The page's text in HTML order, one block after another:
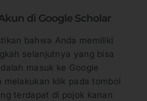
di Google Scholar
bahwa Anda memiliki
selanjutnya yang bisa
masuk ke Google
melakukan klik pada tombol
terdapat di pojok kanan